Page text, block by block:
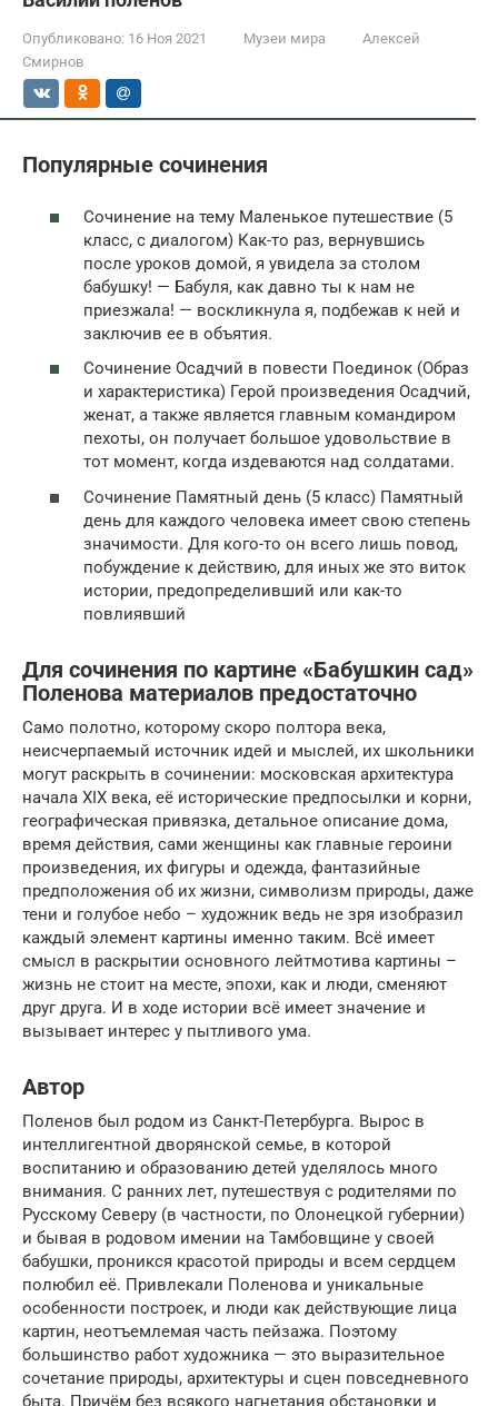
Опубликовано: 16 Ноя 2021 Музеи мира
Алексей
Смирнов
Популярные сочинения
Сочинение на тему Маленькое путешествие (5
класс, с диалогом) Как-то раз, вернувшись
после уроков домой, я увидела за столом
бабушку! — Бабуля, как давно ты к нам не
приезжала! — воскликнула я, подбежав к ней и
заключив ее в объятия.
Сочинение Осадчий в повести Поединок (Образ
и характеристика) Герой произведения Осадчий,
женат, а также является главным командиром
пехоты, он получает большое удовольствие в
тот момент, когда издеваются над солдатами.
Сочинение Памятный день (5 класс) Памятный
день для каждого человека имеет свою степень
значимости. Для кого-то он всего лишь повод,
побуждение к действию, для иных же это виток
истории, предопределивший или как-то
повлиявший
Для сочинения по картине «Бабушкин сад»
Поленова материалов предостаточно
Само полотно, которому скоро полтора века,
неисчерпаемый источник идей и мыслей, их школьники
могут раскрыть в сочинении: московская архитектура
начала XIX века, её исторические предпосылки и корни,
географическая привязка, детальное описание дома,
время действия, сами женщины как главные героини
произведения, их фигуры и одежда, фантазийные
предположения об их жизни, символизм природы, даже
тени и голубое небо – художник ведь не зря изобразил
каждый элемент картины именно таким. Всё имеет
смысл в раскрытии основного лейтмотива картины –
жизнь не стоит на месте, эпохи, как и люди, сменяют
друг друга. И в ходе истории всё имеет значение и
вызывает интерес у пытливого ума.
Автор
Поленов был родом из Санкт-Петербурга. Вырос в
интеллигентной дворянской семье, в которой
воспитанию и образованию детей уделялось много
внимания. С ранних лет, путешествуя с родителями по
Русскому Северу (в частности, по Олонецкой губернии)
и бывая в родовом имении на Тамбовщине у своей
бабушки, проникся красотой природы и всем сердцем
полюбил её. Привлекали Поленова и уникальные
особенности построек, и люди как действующие лица
картин, неотъемлемая часть пейзажа. Поэтому
большинство работ художника — это выразительное
сочетание природы, архитектуры и сцен повседневного
быта. Причём без всякого нагнетания обстановки и